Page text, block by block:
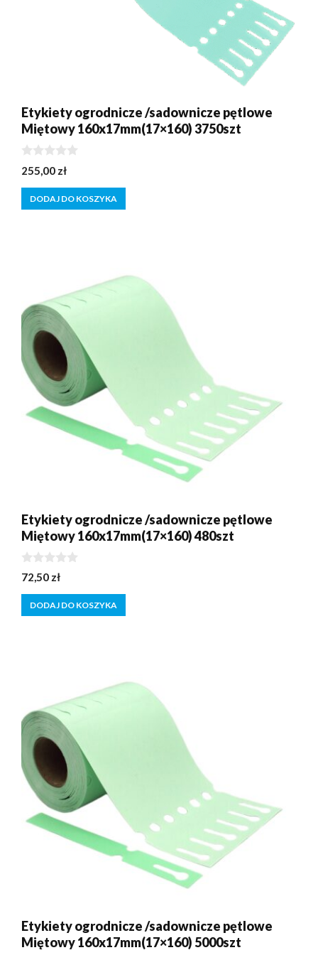
Etykiety ogrodnicze /sadownicze pętlowe
Miętowy 160x17mm(17×160) 3750szt
0
z
5
255,00 zł
DODAJ DO KOSZYKA
Etykiety ogrodnicze /sadownicze pętlowe
Miętowy 160x17mm(17×160) 480szt
0
z
5
72,50 zł
DODAJ DO KOSZYKA
Etykiety ogrodnicze /sadownicze pętlowe
Miętowy 160x17mm(17×160) 5000szt